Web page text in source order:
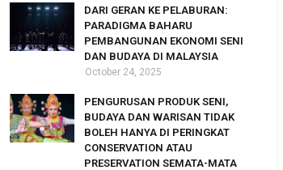
DARI GERAN KE PELABURAN:
PARADIGMA BAHARU
PEMBANGUNAN EKONOMI SENI
DAN BUDAYA DI MALAYSIA
October 24, 2025
PENGURUSAN PRODUK SENI,
BUDAYA DAN WARISAN TIDAK
BOLEH HANYA DI PERINGKAT
CONSERVATION ATAU
PRESERVATION SEMATA-MATA